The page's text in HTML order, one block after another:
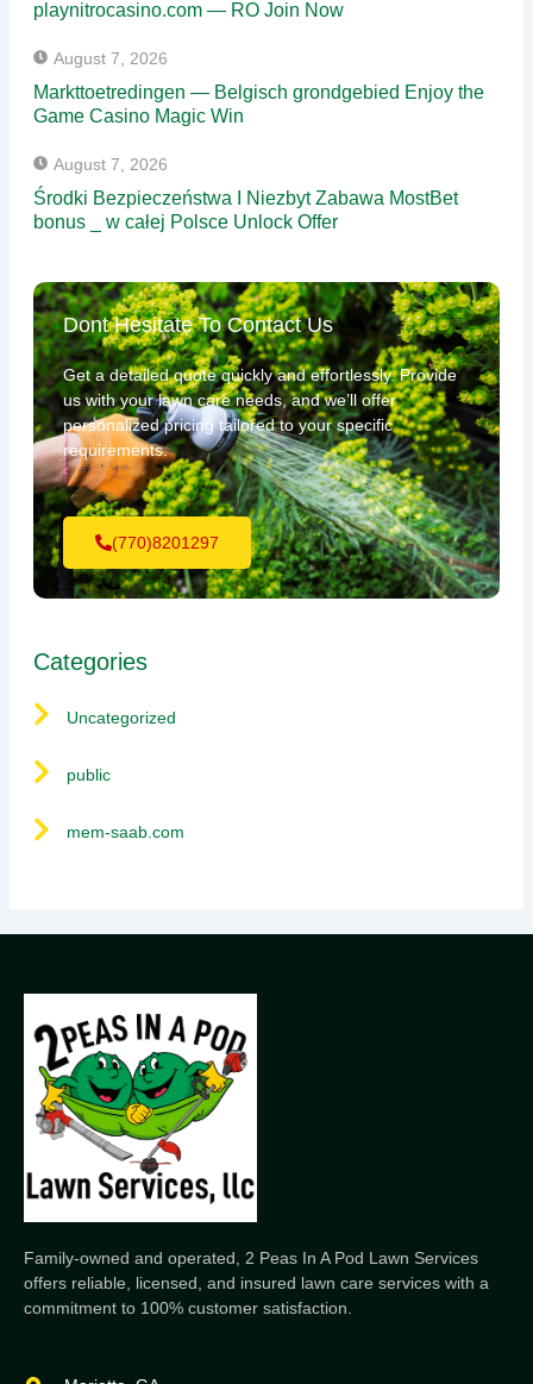
playnitrocasino.com — RO Join Now
August 7, 2026
Markttoetredingen — Belgisch grondgebied Enjoy the
Game Casino Magic Win
August 7, 2026
Środki Bezpieczeństwa I Niezbyt Zabawa MostBet
bonus _ w całej Polsce Unlock Offer
Dont Hesitate To Contact Us
Get a detailed quote quickly and effortlessly. Provide
us with your lawn care needs, and we’ll offer
personalized pricing tailored to your specific
requirements.
(770)8201297
Categories
Uncategorized
public
mem-saab.com
Family-owned and operated, 2 Peas In A Pod Lawn Services
offers reliable, licensed, and insured lawn care services with a
commitment to 100% customer satisfaction.